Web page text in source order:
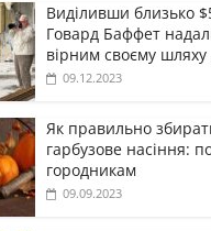
Виділивши близько
Говард Баффет
вірним своєму шляху
09.12.2023
Як правильно
гарбузове насіння:
городникам
09.09.2023